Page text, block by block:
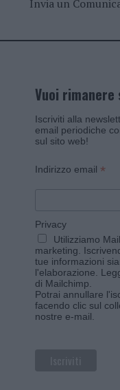
Invia un
Vuoi
Iscriviti alla
email periodiche
sul sito web!
Indirizzo email *
Privacy
Utilizziamo
marketing.
tue informazioni
l'elaborazione.
di Mailchimp
Potrai annullare
facendo clic sul
nostre e-mail.